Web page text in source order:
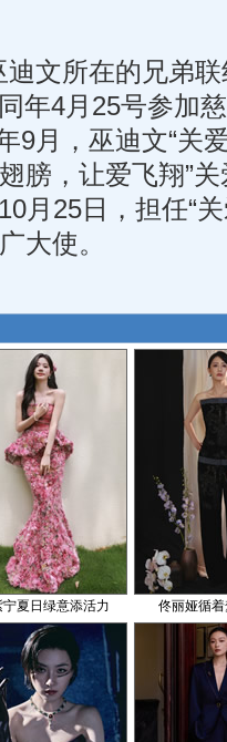
文所在的兄弟联
年4月25号参加
9月，巫迪文“关
膀，让爱飞翔”
月25日，担任“
大使。
宁夏日绿意添活力 佟丽娅循